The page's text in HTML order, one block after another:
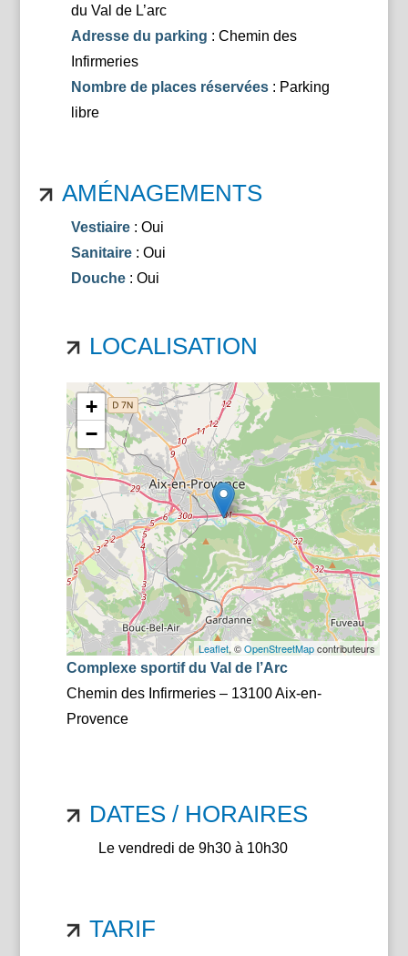
du Val de L’arc
Adresse du parking : Chemin des
Infirmeries
Nombre de places réservées: Parking
libre
AMÉNAGEMENTS
Vestiaire: Oui
Sanitaire: Oui
Douche: Oui
LOCALISATION
+
−
Leaflet, ©OpenStreetMapcontributeurs
Complexe sportif du Val de l’Arc
Chemin des Infirmeries – 13100 Aix-en-
Provence
DATES / HORAIRES
Le vendredi de 9h30 à 10h30
TARIF